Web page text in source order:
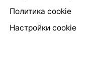
Политика cookie
Настройки cookie